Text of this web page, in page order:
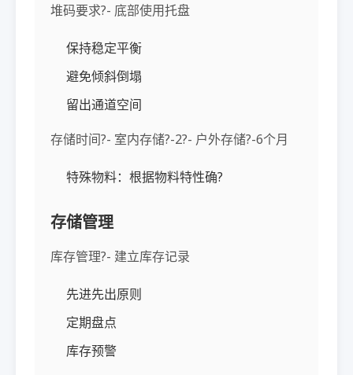
堆码要求?- 底部使用托盘
保持稳定平衡
避免倾斜倒塌
留出通道空间
存储时间?- 室内存储?-2?- 户外存储?-6个月
特殊物料：根据物料特性确?
存储管理
库存管理?- 建立库存记录
先进先出原则
定期盘点
库存预警